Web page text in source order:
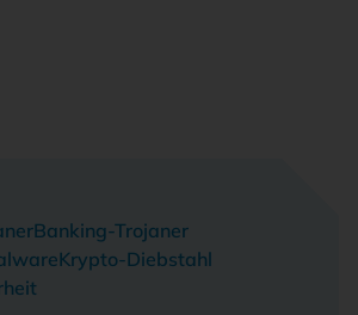
Banking-Trojaner
Krypto-Diebstahl